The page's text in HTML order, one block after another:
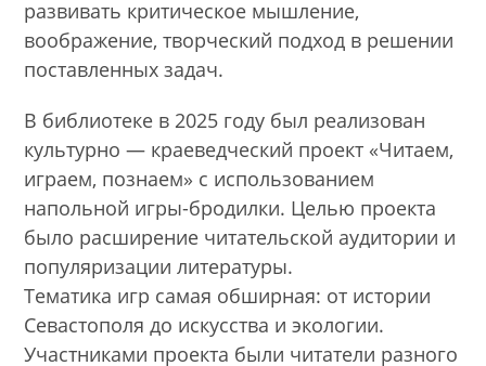
развивать критическое мышление,
воображение, творческий подход в решении
поставленных задач.
В библиотеке в 2025 году был реализован
культурно — краеведческий проект «Читаем,
играем, познаем» с использованием
напольной игры-бродилки. Целью проекта
было расширение читательской аудитории и
популяризации литературы.
Тематика игр самая обширная: от истории
Севастополя до искусства и экологии.
Участниками проекта были читатели разного